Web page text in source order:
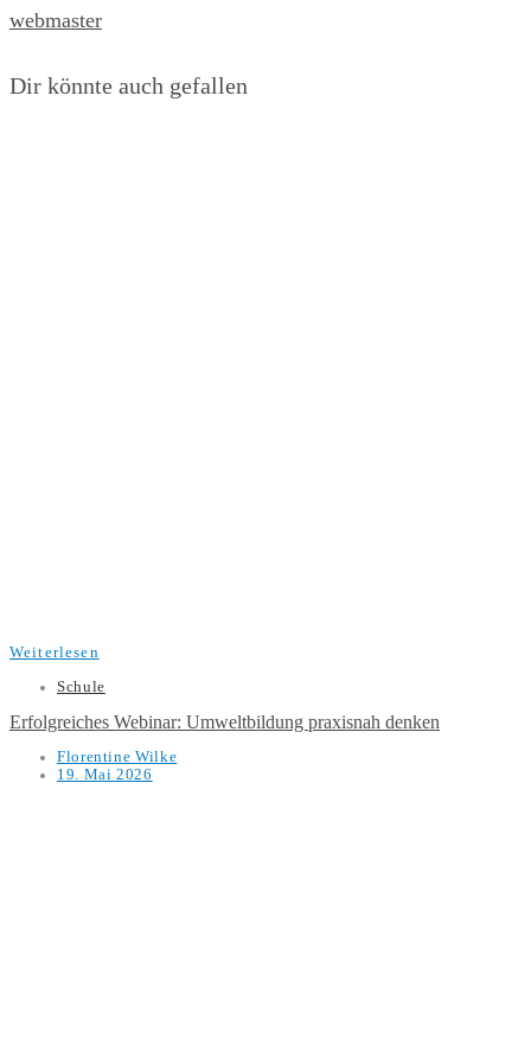
webmaster
Dir könnte auch gefallen
Weiterlesen
Schule
Erfolgreiches Webinar: Umweltbildung praxisnah denken
Florentine Wilke
19. Mai 2026